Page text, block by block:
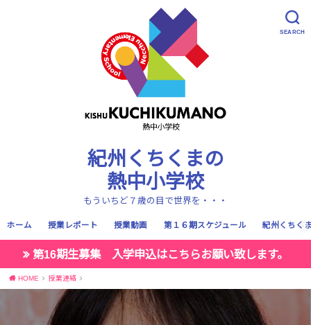
SEARCH
紀州くちくまの
熱中小学校
もういちど７歳の目で世界を・・・
ホーム 授業レポート 授業動画 第１６期スケジュール 紀州くちく
第16期生募集 入学申込はこちらお願い致します。
HOME 授業連絡